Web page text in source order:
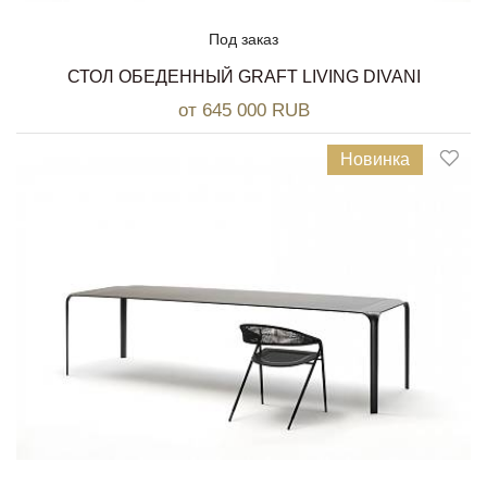
Под заказ
СТОЛ ОБЕДЕННЫЙ GRAFT LIVING DIVANI
от 645 000 RUB
Новинка